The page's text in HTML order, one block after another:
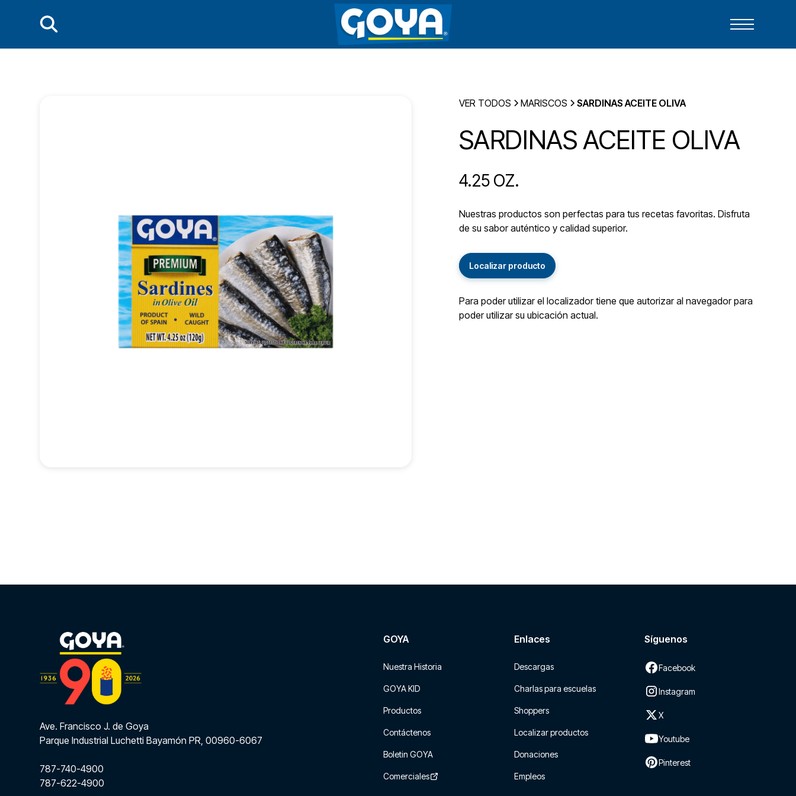
VER TODOS MARISCOS SARDINAS ACEITE OLIVA
SARDINAS ACEITE OLIVA
4.25 OZ.
Nuestras productos son perfectas para tus recetas favoritas. Disfruta
de su sabor auténtico y calidad superior.
Localizar producto
Para poder utilizar el localizador tiene que autorizar al navegador para
poder utilizar su ubicación actual.
Ave. Francisco J. de Goya
Parque Industrial Luchetti Bayamón PR, 00960-6067
787-740-4900
787-622-4900
GOYA
Nuestra Historia
GOYA KID
Productos
Contáctenos
Boletin GOYA
Comerciales
Enlaces
Descargas
Charlas para escuelas
Shoppers
Localizar productos
Donaciones
Empleos
Síguenos
Facebook
Instagram
X
Youtube
Pinterest